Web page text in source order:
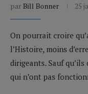
par Bill Bonner 25
On pourrait croire
l’Histoire, moins
dirigeants. Sauf
qui n’ont pas